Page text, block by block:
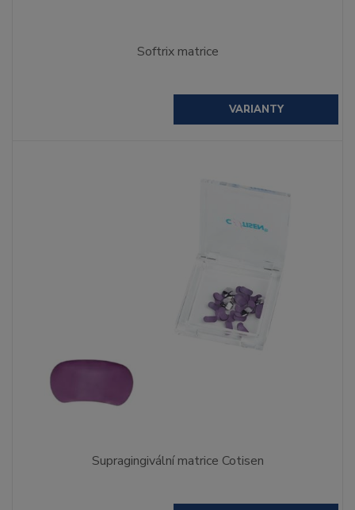
Softrix matrice
VARIANTY
Supragingivální matrice Cotisen